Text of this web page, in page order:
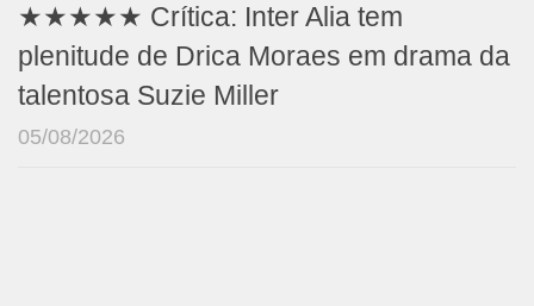
★★★★★ Crítica: Inter Alia tem
plenitude de Drica Moraes em drama da
talentosa Suzie Miller
05/08/2026